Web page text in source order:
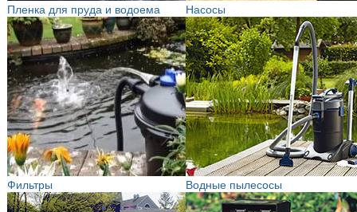
Пленка для пруда и водоема Насосы
Фильтры Водные пылесосы